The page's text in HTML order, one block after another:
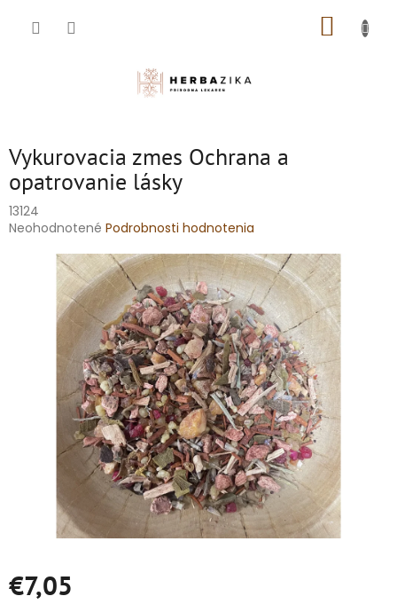
Vykurovacia zmes Ochrana a
opatrovanie lásky
13124
Priemerné
produktu
hviezdičiek.
Neohodnotené Podrobnosti hodnotenia
€7,05